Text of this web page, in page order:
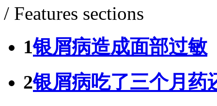
/ Features sections
1银屑病造成面部过敏
2银屑病吃了三个月药